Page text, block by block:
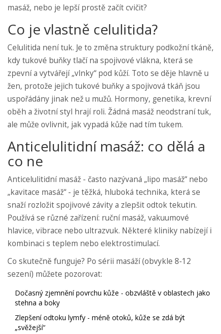
masáž, nebo je lepší prostě začít cvičit?
Co je vlastně celulitida?
Celulitida není tuk. Je to změna struktury podkožní tkáně,
kdy tukové buňky tlačí na spojivové vlákna, která se
zpevní a vytvářejí „vlnky“ pod kůží. Toto se děje hlavně u
žen, protože jejich tukové buňky a spojivová tkáň jsou
uspořádány jinak než u mužů. Hormony, genetika, krevní
oběh a životní styl hrají roli. Žádná masáž neodstraní tuk,
ale může ovlivnit, jak vypadá kůže nad tím tukem.
Anticelulitidní masáž: co dělá a
co ne
Anticelulitidní masáž - často nazývaná „lipo masáž“ nebo
„kavitace masáž“ - je těžká, hluboká technika, která se
snaží rozložit spojivové závity a zlepšit odtok tekutin.
Používá se různé zařízení: ruční masáž, vakuumové
hlavice, vibrace nebo ultrazvuk. Některé kliniky nabízejí i
kombinaci s teplem nebo elektrostimulací.
Co skutečně funguje? Po sérii masáží (obvykle 8-12
sezení) můžete pozorovat:
Dočasný zjemnění povrchu kůže - obzvláště v oblastech jako
stehna a boky
Zlepšení odtoku lymfy - méně otoků, kůže se zdá být
„svěžejší“